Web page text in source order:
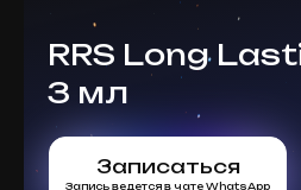
RRS Long
3 мл
Записаться
Запись ведется в чате WhatsApp